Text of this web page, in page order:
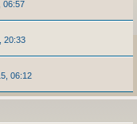
06:57
20:33
06:12